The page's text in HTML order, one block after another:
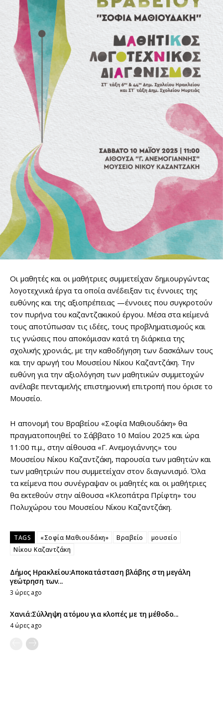
Οι μαθητές και οι μαθήτριες συμμετείχαν δημιουργώντας
λογοτεχνικά έργα τα οποία ανέδειξαν τις έννοιες της
ευθύνης και της αξιοπρέπειας —έννοιες που συγκροτούν
τον πυρήνα του καζαντζακικού έργου. Μέσα στα κείμενά
τους αποτύπωσαν τις ιδέες, τους προβληματισμούς και
τις γνώσεις που αποκόμισαν κατά τη διάρκεια της
σχολικής χρονιάς, με την καθοδήγηση των δασκάλων τους
και την αρωγή του Μουσείου Νίκου Καζαντζάκη. Την
ευθύνη για την αξιολόγηση των μαθητικών συμμετοχών
ανέλαβε πενταμελής επιστημονική επιτροπή που όρισε το
Μουσείο.
Η απονομή του Βραβείου «Σοφία Μαθιουδάκη» θα
πραγματοποιηθεί το Σάββατο 10 Μαΐου 2025 και ώρα
11:00 π.μ., στην αίθουσα «Γ. Ανεμογιάννης» του
Μουσείου Νίκου Καζαντζάκη, παρουσία των μαθητών και
των μαθητριών που συμμετείχαν στον διαγωνισμό. Όλα
τα κείμενα που συνέγραψαν οι μαθητές και οι μαθήτριες
θα εκτεθούν στην αίθουσα «Κλεοπάτρα Πρίφτη» του
Πολυχώρου του Μουσείου Νίκου Καζαντζάκη.
TAGS «Σοφία Μαθιουδάκη» Βραβείο
μουσείο
Νίκου Καζαντζάκη
Δήμος Ηρακλείου:Αποκατάσταση βλάβης στη μεγάλη
γεώτρηση των...
3 ώρες ago
Χανιά:Σύλληψη ατόμου για κλοπές με τη μέθοδο...
4 ώρες ago